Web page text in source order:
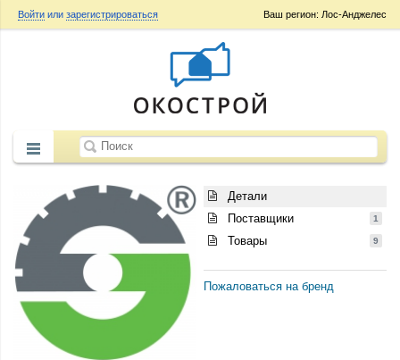
Ваш регион: Лос-Анджелес
Войти или зарегистрироваться
Детали
Поставщики
1
Товары 9
Пожаловаться на бренд